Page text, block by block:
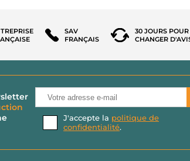
SAV
FRANÇAIS
30 JOURS POUR
CHANGER
J'accepte la politique de
confidentialité.